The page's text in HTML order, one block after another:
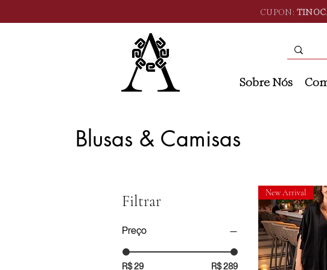
CUPON:
Sobre Nós
Blusas & Camisas
Filtrar
Preço
R$ 29 R$ 289
New Arrival